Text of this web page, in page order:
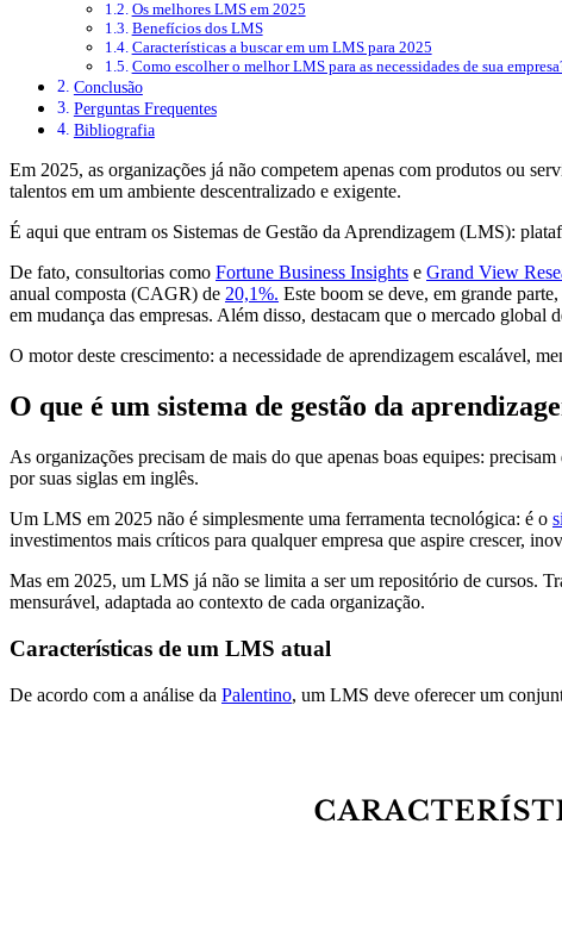
Os melhores LMS em 2025
Benefícios dos LMS
Características a buscar em um LMS para 2025
Como escolher o melhor LMS para as necessidades de sua
Conclusão
Perguntas Frequentes
Bibliografia
Em 2025, as organizações já não competem apenas com produtos ou
talentos em um ambiente descentralizado e exigente.
É aqui que entram os Sistemas de Gestão da Aprendizagem (LMS):
De fato, consultorias como Fortune Business Insights e Grand View
anual composta (CAGR) de 20,1%. Este boom se deve, em grande
em mudança das empresas. Além disso, destacam que o mercado global
O motor deste crescimento: a necessidade de aprendizagem escalável,
O que é um sistema de gestão da
As organizações precisam de mais do que apenas boas equipes:
por suas siglas em inglês.
Um LMS em 2025 não é simplesmente uma ferramenta tecnológica: é o
investimentos mais críticos para qualquer empresa que aspire crescer,
Mas em 2025, um LMS já não se limita a ser um repositório de cursos.
mensurável, adaptada ao contexto de cada organização.
Características de um LMS atual
De acordo com a análise da Palentino, um LMS deve oferecer um